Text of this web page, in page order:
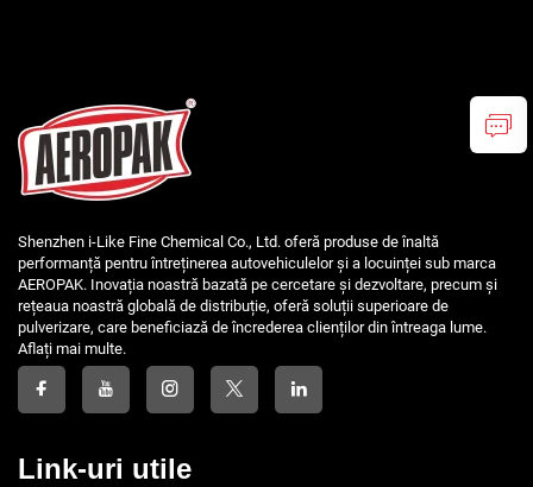
Shenzhen i-Like Fine Chemical Co., Ltd. oferă produse de înaltă
performanță pentru întreținerea autovehiculelor și a locuinței sub marca
AEROPAK. Inovația noastră bazată pe cercetare și dezvoltare, precum și
rețeaua noastră globală de distribuție, oferă soluții superioare de
pulverizare, care beneficiază de încrederea clienților din întreaga lume.
Aflați mai multe.
Link-uri utile